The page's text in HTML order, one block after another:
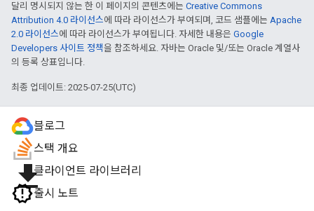
달리 명시되지 않는 한 이 페이지의 콘텐츠에는 Creative Commons
Attribution 4.0 라이선스에 따라 라이선스가 부여되며, 코드 샘플에는 Apache
2.0 라이선스에 따라 라이선스가 부여됩니다. 자세한 내용은 Google
Developers 사이트 정책을 참조하세요. 자바는 Oracle 및/또는 Oracle 계열사
의 등록 상표입니다.
최종 업데이트: 2025-07-25(UTC)
블로그
스택 개요
file_download클라이언트 라이브러리
출시 노트